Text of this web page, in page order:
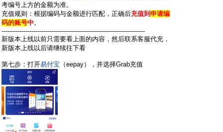
考编号上方的金额为准。
充值规则：根据编码与金额进行匹配，正确后充值到 申请编
码的账号中。
------------------------------------------------------------------------
新版本上线以前只需要看上面的内容，然后联系客服代充，
新版本上线以后请继续往下看
第七步：打开易付宝 （eepay），并选择Grab充值